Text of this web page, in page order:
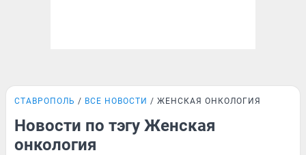
СТАВРОПОЛЬ ВСЕ НОВОСТИ ЖЕНСКАЯ ОНКОЛОГИЯ
Новости по тэгу Женская
онкология